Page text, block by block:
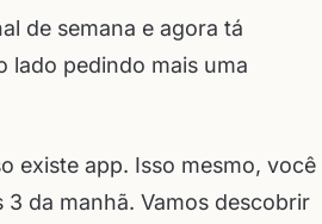
de semana e agora tá
lado pedindo mais uma
existe app. Isso mesmo, você
da manhã. Vamos descobrir